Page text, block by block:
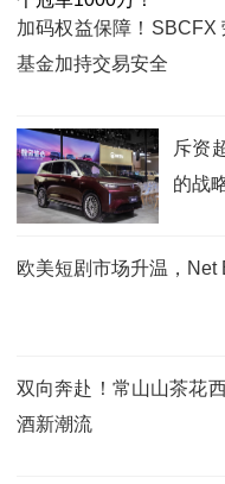
加码权益保障！SBCFX
基金加持交易安全
斥资
的战
欧美短剧市场升温，Net
双向奔赴！常山山茶花
酒新潮流